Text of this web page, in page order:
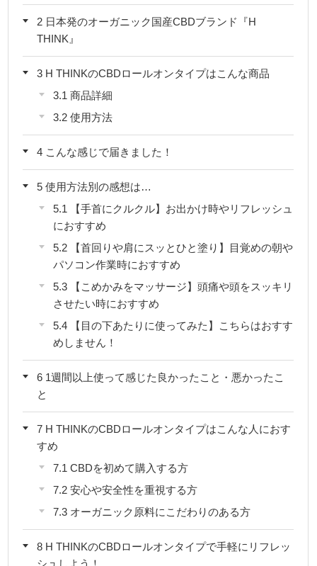
2 日本発のオーガニック国産CBDブランド『H
THINK』
3 H THINKのCBDロールオンタイプはこんな商品
3.1 商品詳細
3.2 使用方法
4 こんな感じで届きました！
5 使用方法別の感想は…
5.1 【手首にクルクル】お出かけ時やリフレッシュ
におすすめ
5.2 【首回りや肩にスッとひと塗り】目覚めの朝や
パソコン作業時におすすめ
5.3 【こめかみをマッサージ】頭痛や頭をスッキリ
させたい時におすすめ
5.4 【目の下あたりに使ってみた】こちらはおすす
めしません！
6 1週間以上使って感じた良かったこと・悪かったこ
と
7 H THINKのCBDロールオンタイプはこんな人におす
すめ
7.1 CBDを初めて購入する方
7.2 安心や安全性を重視する方
7.3 オーガニック原料にこだわりのある方
8 H THINKのCBDロールオンタイプで手軽にリフレッ